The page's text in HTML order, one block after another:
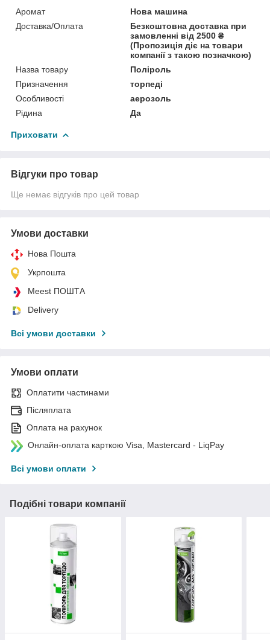
Аромат
Нова машина
Доставка/Оплата
Безкоштовна доставка при
замовленні від 2500 ₴
(Пропозиція діє на товари
компанії з такою позначкою)
Назва товару
Поліроль
Призначення
торпеді
Особливості
аерозоль
Рідина
Да
Приховати
Відгуки про товар
Ще немає відгуків про цей товар
Умови доставки
Нова Пошта
Укрпошта
Meest ПОШТА
Delivery
Всі умови доставки
Умови оплати
Оплатити частинами
Післяплата
Оплата на рахунок
Онлайн-оплата карткою Visa, Mastercard - LiqPay
Всі умови оплати
Подібні товари компанії